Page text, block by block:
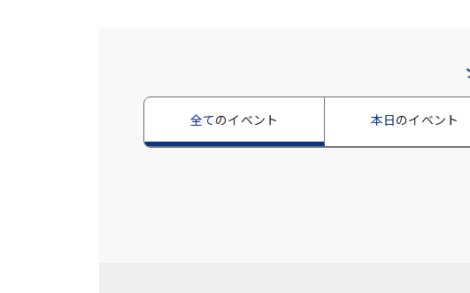
全てのイベント 本日のイベント